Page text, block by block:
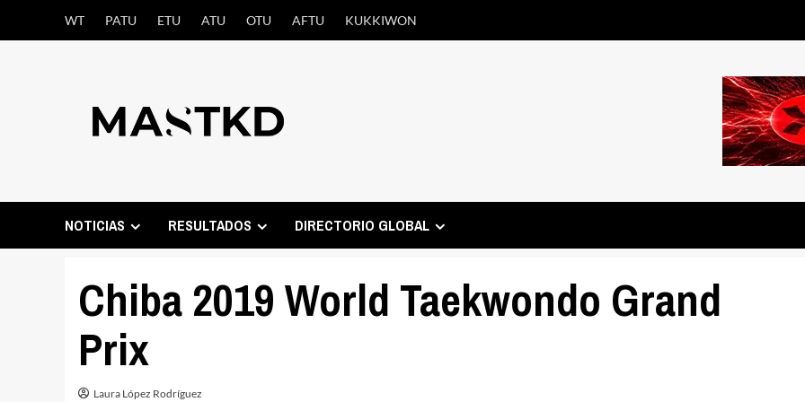
WT PATU ETU ATU OTU AFTU KUKKIWON
NOTICIAS RESULTADOS DIRECTORIO GLOBAL
Chiba 2019 World Taekwondo Grand
Prix
Laura López Rodríguez